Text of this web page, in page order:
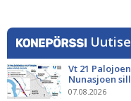
Vt 21
Nunasjoen
07.08.2026